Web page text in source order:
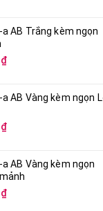
a AB Trắng kèm ngọn
a AB Vàng kèm ngọn
a AB Vàng kèm ngọn